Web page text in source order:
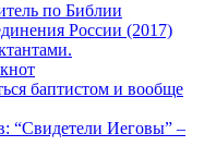
по Библии
России (2017)
баптистом и вообще
“Свидетели Иеговы” –